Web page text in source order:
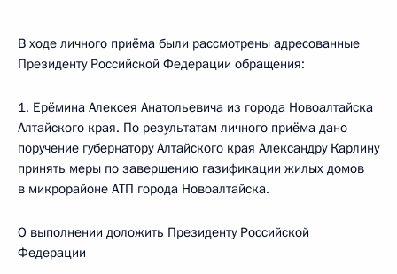
В ходе личного приёма были рассмотрены адресованные
Президенту Российской Федерации обращения:
1. Ерёмина Алексея Анатольевича из города Новоалтайска
Алтайского края. По результатам личного приёма дано
поручение губернатору Алтайского края Александру Карлину
принять меры по завершению газификации жилых домов
в микрорайоне АТП города Новоалтайска.
О выполнении доложить Президенту Российской
Федерации